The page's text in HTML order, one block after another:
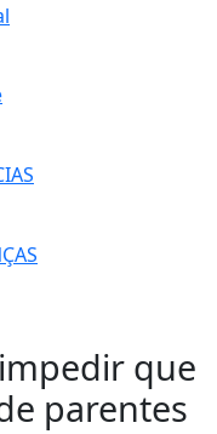
que
parentes